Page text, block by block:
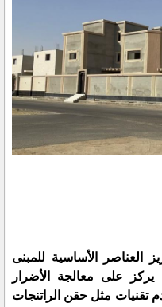
العناصر الأساسية للمبنى
يركز على معالجة الأضرار
تقنيات مثل حقن الراتنجات